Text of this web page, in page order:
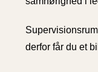
derfor får du et